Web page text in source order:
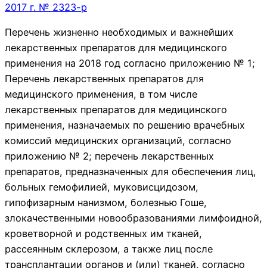
2017 г. № 2323-р
Перечень жизненно необходимых и важнейших
лекарственных препаратов для медицинского
применения на 2018 год согласно приложению № 1;
Перечень лекарственных препаратов для
медицинского применения, в том числе
лекарственных препаратов для медицинского
применения, назначаемых по решению врачебных
комиссий медицинских организаций, согласно
приложению № 2; перечень лекарственных
препаратов, предназначенных для обеспечения лиц,
больных гемофилией, муковисцидозом,
гипофизарным нанизмом, болезнью Гоше,
злокачественными новообразованиями лимфоидной,
кроветворной и родственных им тканей,
рассеянным склерозом, а также лиц после
трансплантации органов и (или) тканей, согласно